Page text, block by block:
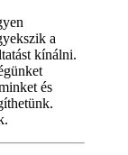
a
kínálni.
és